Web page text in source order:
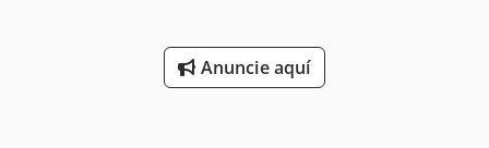
Cadenas de goma Clase de emisiones: Stage V Certificación
CE: Sí === PUNTOS DESTACADOS === Dksdoy Tufujpfx
Anuncie aquí